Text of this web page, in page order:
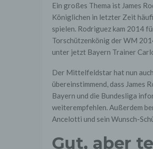
Ein großes Thema ist James
Königlichen in letzter Zeit
spielen. Rodriguez kam 2014
Torschützenkönig der WM
unter jetzt Bayern Trainer
Der Mittelfeldstar hat nun
übereinstimmend, dass James
Bayern und die Bundesliga
weiterempfehlen. Außerdem
Ancelotti und sein Wunsch-
Gut, aber